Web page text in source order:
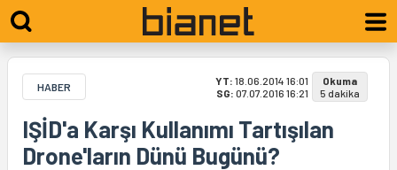
HABER YT: 18.06.2014 16:01
SG: 07.07.2016 16:21
Okuma
5 dakika
IŞİD'a Karşı Kullanımı Tartışılan
Drone'ların Dünü Bugünü?